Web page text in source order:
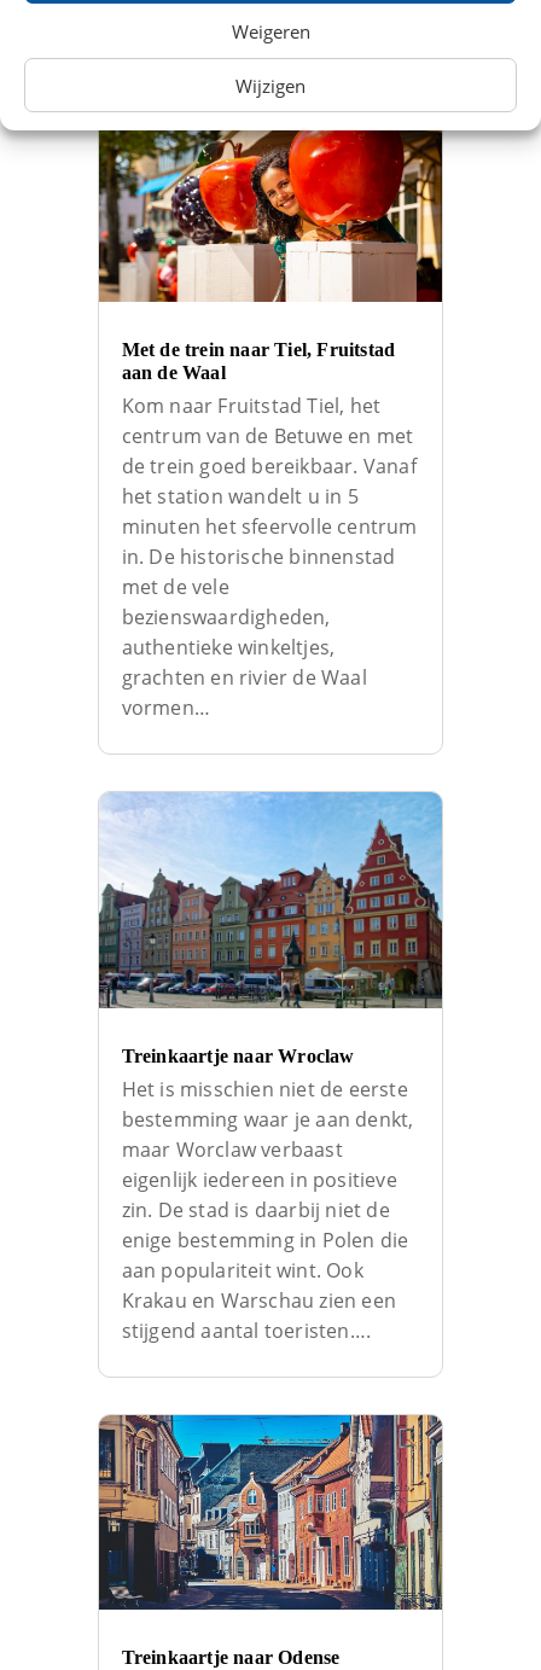
Weigeren
Wijzigen
Met de trein naar Tiel, Fruitstad
aan de Waal
Kom naar Fruitstad Tiel, het
centrum van de Betuwe en met
de trein goed bereikbaar. Vanaf
het station wandelt u in 5
minuten het sfeervolle centrum
in. De historische binnenstad
met de vele
bezienswaardigheden,
authentieke winkeltjes,
grachten en rivier de Waal
vormen…
Treinkaartje naar Wroclaw
Het is misschien niet de eerste
bestemming waar je aan denkt,
maar Worclaw verbaast
eigenlijk iedereen in positieve
zin. De stad is daarbij niet de
enige bestemming in Polen die
aan populariteit wint. Ook
Krakau en Warschau zien een
stijgend aantal toeristen….
Treinkaartje naar Odense